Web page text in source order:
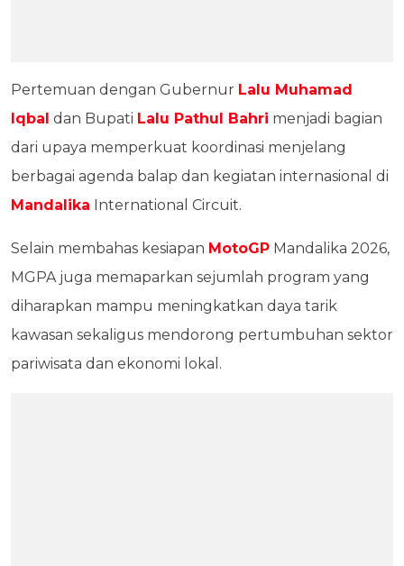
Pertemuan dengan Gubernur Lalu Muhamad
Iqbal dan Bupati Lalu Pathul Bahri menjadi bagian
dari upaya memperkuat koordinasi menjelang
berbagai agenda balap dan kegiatan internasional di
Mandalika International Circuit.
Selain membahas kesiapan MotoGP Mandalika 2026,
MGPA juga memaparkan sejumlah program yang
diharapkan mampu meningkatkan daya tarik
kawasan sekaligus mendorong pertumbuhan sektor
pariwisata dan ekonomi lokal.